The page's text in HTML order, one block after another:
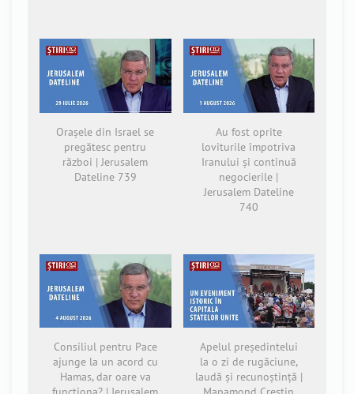
Orașele din Israel se
pregătesc pentru
război | Jerusalem
Dateline 739
Au fost oprite
loviturile împotriva
Iranului și continuă
negocierile |
Jerusalem Dateline
740
Consiliul pentru Pace
ajunge la un acord cu
Hamas, dar oare va
Apelul președintelui
la o zi de rugăciune,
laudă și recunoștință |